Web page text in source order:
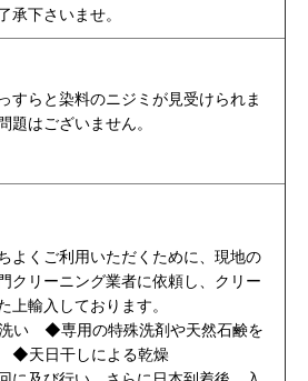
承下さいませ。
すらと染料のニジミが見受けられま
題はございません。
よくご利用いただくために、現地の
クリーニング業者に依頼し、クリー
上輸入しております。
い ◆専用の特殊洗剤や天然石鹸を
◆天日干しによる乾燥